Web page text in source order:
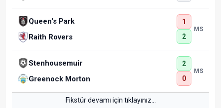
Queen's Park
Raith Rovers
1
2
MS
Stenhousemuir
Greenock Morton
2
0
MS
Fikstür devamı için tıklayınız...